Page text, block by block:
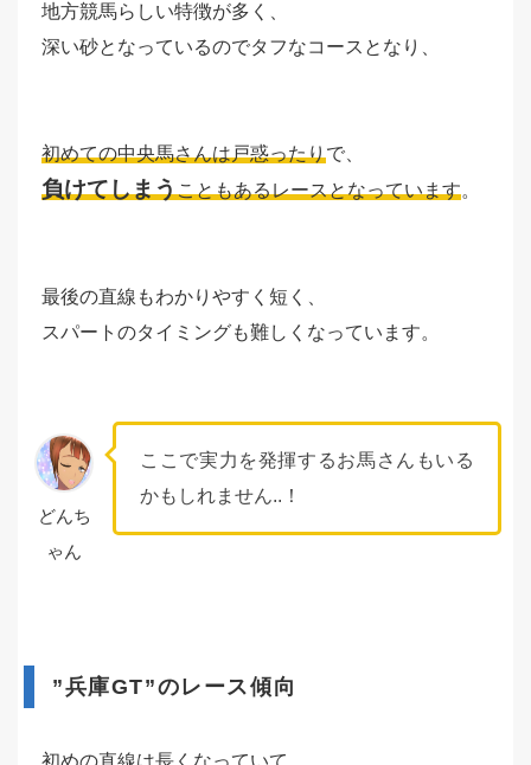
地方競馬らしい特徴が多く、
深い砂となっているのでタフなコースとなり、
初めての中央馬さんは戸惑ったりで、
負けてしまうこともあるレースとなっています。
最後の直線もわかりやすく短く、
スパートのタイミングも難しくなっています。
どんち
ゃん
ここで実力を発揮するお馬さんもいる
かもしれません..！
”兵庫GT”のレース傾向
初めの直線は長くなっていて、